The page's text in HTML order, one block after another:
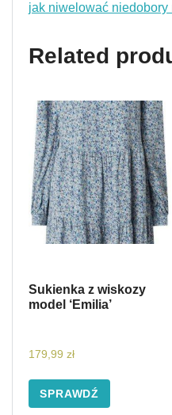
jak niwelować niedobory
Related
Sukienka z wiskozy
model ‘Emilia’
179,99 zł
SPRAWDŹ